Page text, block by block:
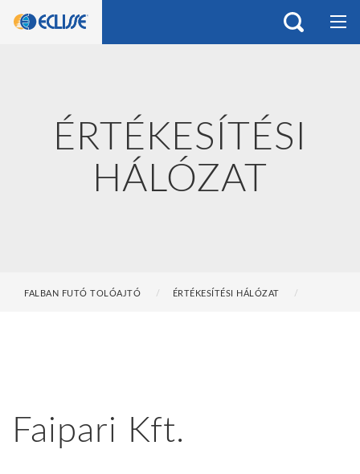
ÉRTÉKESÍTÉSI
HÁLÓZAT
FALBAN FUTÓ TOLÓAJTÓ ÉRTÉKESÍTÉSI HÁLÓZAT
Faipari Kft.